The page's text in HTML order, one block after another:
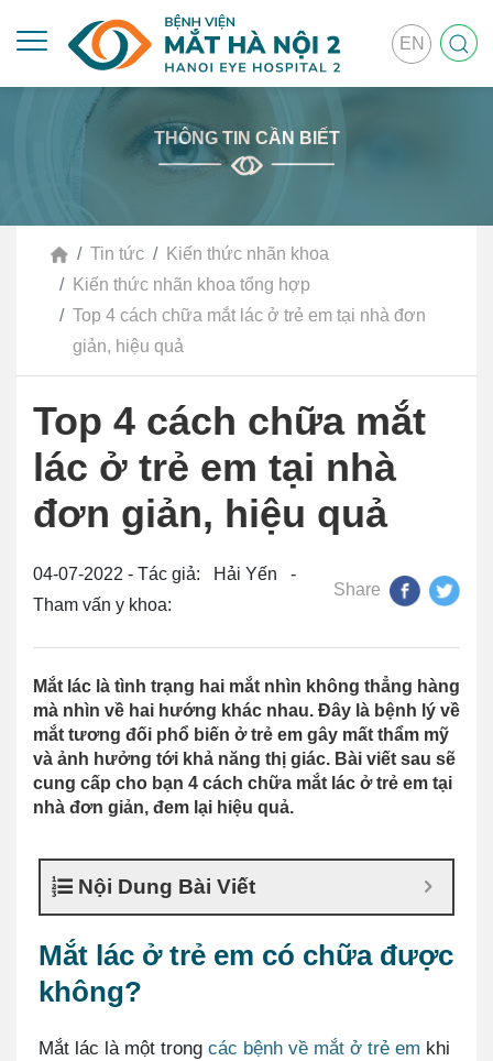
EN
THÔNG TIN CẦN BIẾT
Tin tức
Kiến thức nhãn khoa
Kiến thức nhãn khoa tổng hợp
Top 4 cách chữa mắt lác ở trẻ em tại nhà đơn
giản, hiệu quả
Top 4 cách chữa mắt
lác ở trẻ em tại nhà
đơn giản, hiệu quả
04-07-2022 - Tác giả: Hải Yến -
Tham vấn y khoa:
Share
Mắt lác là tình trạng hai mắt nhìn không thẳng hàng
mà nhìn về hai hướng khác nhau. Đây là bệnh lý về
mắt tương đối phổ biến ở trẻ em gây mất thẩm mỹ
và ảnh hưởng tới khả năng thị giác. Bài viết sau sẽ
cung cấp cho bạn 4 cách chữa mắt lác ở trẻ em tại
nhà đơn giản, đem lại hiệu quả.
Nội Dung Bài Viết
Mắt lác ở trẻ em có chữa được
không?
Mắt lác là một trong các bệnh về mắt ở trẻ em khi